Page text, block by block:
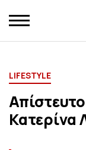
LIFESTYLE
Κατερίνα